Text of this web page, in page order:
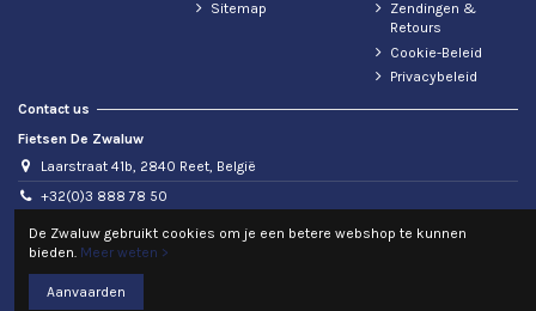
Sitemap
Zendingen &
Retours
Cookie-Beleid
Privacybeleid
Contact us
Fietsen De Zwaluw
Laarstraat 41b, 2840 Reet, België
+32(0)3 888 78 50
info@fietsendezwaluw.be
BTW: BE0440476604
De Zwaluw gebruikt cookies om je een betere webshop te kunnen
bieden. Meer weten >
Aanvaarden